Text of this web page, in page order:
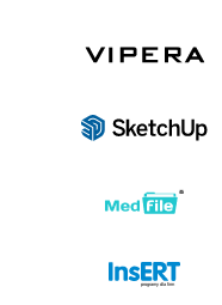
programy dla firm